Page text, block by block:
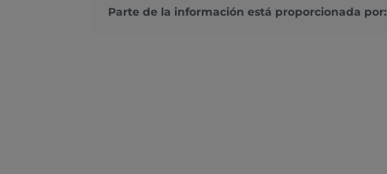
Parte de la información está proporcionada por: